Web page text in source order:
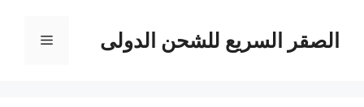
المحتوىالصقر السريع للشحن الدولى القائمة